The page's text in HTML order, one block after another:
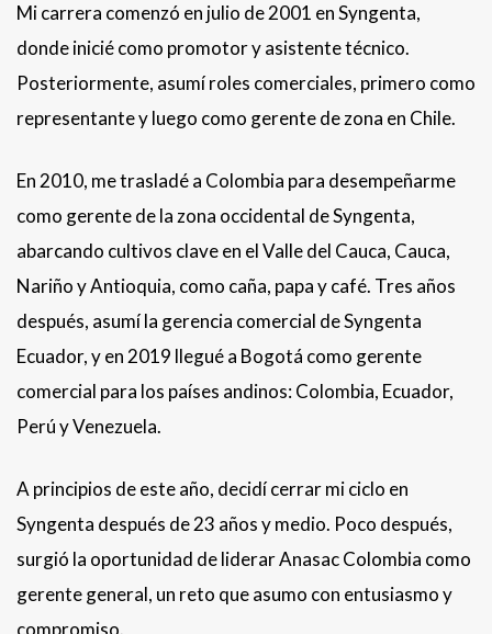
Mi carrera comenzó en julio de 2001 en Syngenta,
donde inicié como promotor y asistente técnico.
Posteriormente, asumí roles comerciales, primero como
representante y luego como gerente de zona en Chile.
En 2010, me trasladé a Colombia para desempeñarme
como gerente de la zona occidental de Syngenta,
abarcando cultivos clave en el Valle del Cauca, Cauca,
Nariño y Antioquia, como caña, papa y café. Tres años
después, asumí la gerencia comercial de Syngenta
Ecuador, y en 2019 llegué a Bogotá como gerente
comercial para los países andinos: Colombia, Ecuador,
Perú y Venezuela.
A principios de este año, decidí cerrar mi ciclo en
Syngenta después de 23 años y medio. Poco después,
surgió la oportunidad de liderar Anasac Colombia como
gerente general, un reto que asumo con entusiasmo y